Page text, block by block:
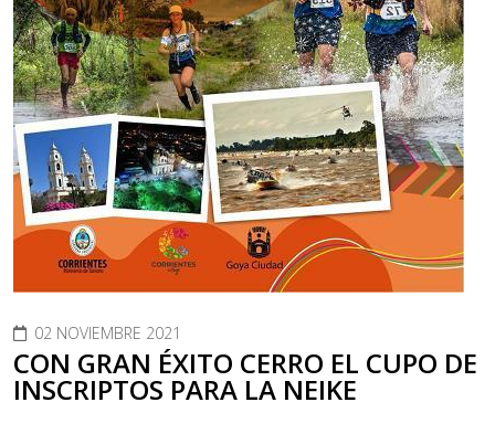
02 NOVIEMBRE 2021
CON GRAN ÉXITO CERRO EL CUPO DE
INSCRIPTOS PARA LA NEIKE